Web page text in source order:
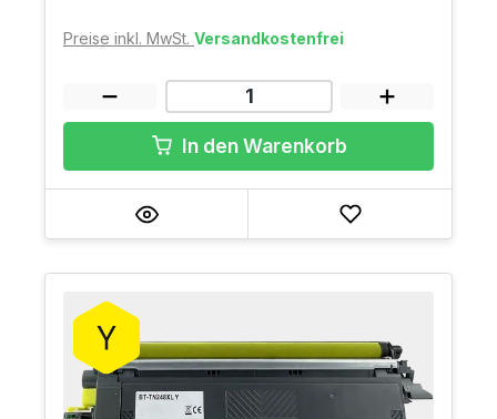
Preise inkl. MwSt. Versandkostenfrei
In den Warenkorb